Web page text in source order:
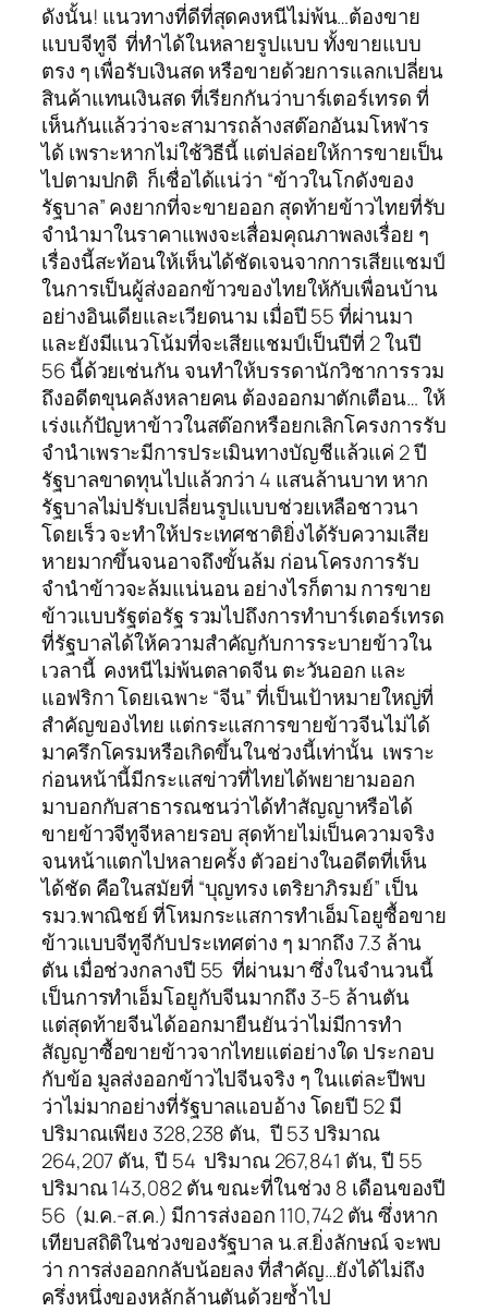
ดังนั้น! แนวทางที่ดีที่สุดคงหนีไม่พ้น…ต้องขาย
แบบจีทูจี ที่ทำได้ในหลายรูปแบบ ทั้งขายแบบ
ตรง ๆ เพื่อรับเงินสด หรือขายด้วยการแลกเปลี่ยน
สินค้าแทนเงินสด ที่เรียกกันว่าบาร์เตอร์เทรด ที่
เห็นกันแล้วว่าจะสามารถล้างสต๊อกอันมโหฬาร
ได้ เพราะหากไม่ใช้วิธีนี้ แต่ปล่อยให้การขายเป็น
ไปตามปกติ ก็เชื่อได้แน่ว่า “ข้าวในโกดังของ
รัฐบาล” คงยากที่จะขายออก สุดท้ายข้าวไทยที่รับ
จำนำมาในราคาแพงจะเสื่อมคุณภาพลงเรื่อย ๆ
เรื่องนี้สะท้อนให้เห็นได้ชัดเจนจากการเสียแชมป์
ในการเป็นผู้ส่งออกข้าวของไทยให้กับเพื่อนบ้าน
อย่างอินเดียและเวียดนาม เมื่อปี 55 ที่ผ่านมา
และยังมีแนวโน้มที่จะเสียแชมป์เป็นปีที่ 2 ในปี
56 นี้ด้วยเช่นกัน จนทำให้บรรดานักวิชาการรวม
ถึงอดีตขุนคลังหลายคน ต้องออกมาตักเตือน… ให้
เร่งแก้ปัญหาข้าวในสต๊อกหรือยกเลิกโครงการรับ
จำนำเพราะมีการประเมินทางบัญชีแล้วแค่ 2 ปี
รัฐบาลขาดทุนไปแล้วกว่า 4 แสนล้านบาท หาก
รัฐบาลไม่ปรับเปลี่ยนรูปแบบช่วยเหลือชาวนา
โดยเร็ว จะทำให้ประเทศชาติยิ่งได้รับความเสีย
หายมากขึ้นจนอาจถึงขั้นล้ม ก่อนโครงการรับ
จำนำข้าวจะล้มแน่นอน อย่างไรก็ตาม การขาย
ข้าวแบบรัฐต่อรัฐ รวมไปถึงการทำบาร์เตอร์เทรด
ที่รัฐบาลได้ให้ความสำคัญกับการระบายข้าวใน
เวลานี้ คงหนีไม่พ้นตลาดจีน ตะวันออก และ
แอฟริกา โดยเฉพาะ “จีน” ที่เป็นเป้าหมายใหญ่ที่
สำคัญของไทย แต่กระแสการขายข้าวจีนไม่ได้
มาครึกโครมหรือเกิดขึ้นในช่วงนี้เท่านั้น เพราะ
ก่อนหน้านี้มีกระแสข่าวที่ไทยได้พยายามออก
มาบอกกับสาธารณชนว่าได้ทำสัญญาหรือได้
ขายข้าวจีทูจีหลายรอบ สุดท้ายไม่เป็นความจริง
จนหน้าแตกไปหลายครั้ง ตัวอย่างในอดีตที่เห็น
ได้ชัด คือในสมัยที่ “บุญทรง เตริยาภิรมย์” เป็น
รมว.พาณิชย์ ที่โหมกระแสการทำเอ็มโอยูซื้อขาย
ข้าวแบบจีทูจีกับประเทศต่าง ๆ มากถึง 7.3 ล้าน
ตัน เมื่อช่วงกลางปี 55 ที่ผ่านมา ซึ่งในจำนวนนี้
เป็นการทำเอ็มโอยูกับจีนมากถึง 3-5 ล้านตัน
แต่สุดท้ายจีนได้ออกมายืนยันว่าไม่มีการทำ
สัญญาซื้อขายข้าวจากไทยแต่อย่างใด ประกอบ
กับข้อ มูลส่งออกข้าวไปจีนจริง ๆ ในแต่ละปีพบ
ว่าไม่มากอย่างที่รัฐบาลแอบอ้าง โดยปี 52 มี
ปริมาณเพียง 328,238 ตัน, ปี 53 ปริมาณ
264,207 ตัน, ปี 54 ปริมาณ 267,841 ตัน, ปี 55
ปริมาณ 143,082 ตัน ขณะที่ในช่วง 8 เดือนของปี
56 (ม.ค.-ส.ค.) มีการส่งออก 110,742 ตัน ซึ่งหาก
เทียบสถิติในช่วงของรัฐบาล น.ส.ยิ่งลักษณ์ จะพบ
ว่า การส่งออกกลับน้อยลง ที่สำคัญ…ยังได้ไม่ถึง
ครึ่งหนึ่งของหลักล้านตันด้วยซ้ำไป